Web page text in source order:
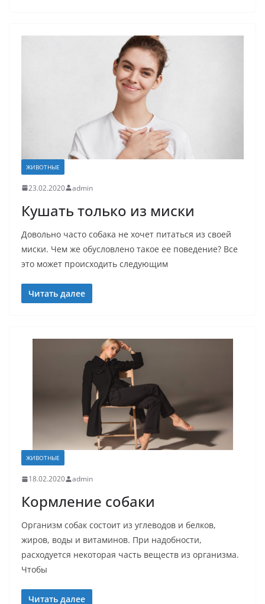
ЖИВОТНЫЕ
23.02.2020 admin
Кушать только из миски
Довольно часто собака не хочет питаться из своей
миски. Чем же обусловлено такое ее поведение? Все
это может происходить следующим
Читать далее
ЖИВОТНЫЕ
18.02.2020 admin
Кормление собаки
Организм собак состоит из углеводов и белков,
жиров, воды и витаминов. При надобности,
расходуется некоторая часть веществ из организма.
Чтобы
Читать далее